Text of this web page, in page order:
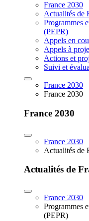
France 2030
Actualités de
Programmes
(PEPR)
Appels en
Appels à
Actions et
Suivi et
France 2030
France 2030
France 2030
France 2030
Actualités de
Actualités de
France 2030
Programmes
(PEPR)